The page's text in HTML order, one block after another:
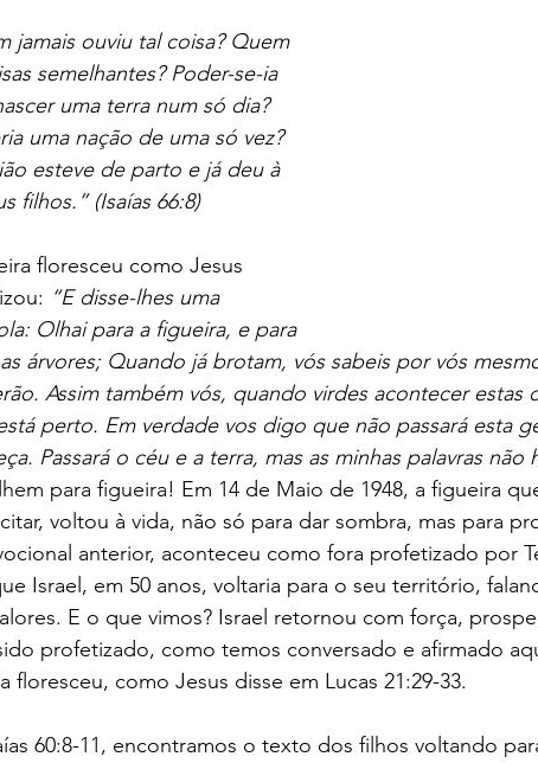
Café ICEJ BRASIL
jamais ouviu tal coisa? Quem
semelhantes? Poder-se-ia
uma terra num só dia?
uma nação de uma só vez?
esteve de parto e já deu à
filhos.” (Isaías 66:8)
floresceu como Jesus
“E disse-lhes uma
Olhai para a figueira, e para
árvores; Quando já brotam, vós sabeis por vós
Assim também vós, quando virdes acontecer estas
perto. Em verdade vos digo que não passará esta
Passará o céu e a terra, mas as minhas palavras não
para figueira! Em 14 de Maio de 1948, a figueira
voltou à vida, não só para dar sombra, mas para
anterior, aconteceu como fora profetizado por
Israel, em 50 anos, voltaria para o seu território,
E o que vimos? Israel retornou com força,
profetizado, como temos conversado e afirmado
floresceu, como Jesus disse em Lucas 21:29-33.
60:8-11, encontramos o texto dos filhos voltando